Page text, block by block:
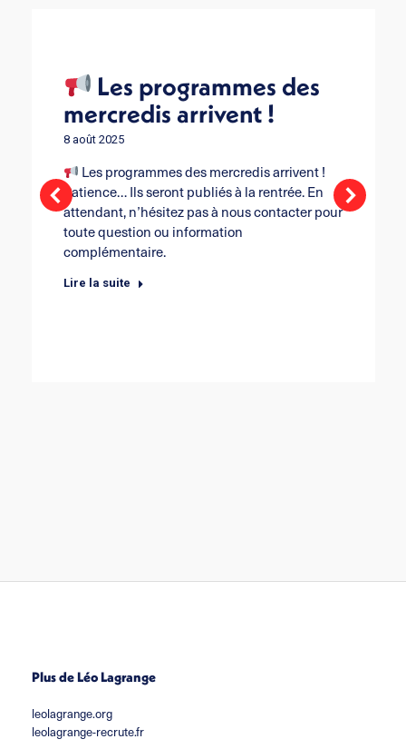
Les programmes des
mercredis arrivent !
8 août 2025
Les programmes des mercredis arrivent !
Patience… Ils seront publiés à la rentrée. En
attendant, n’hésitez pas à nous contacter pour
toute question ou information
complémentaire.
Lire la suite
Plus de Léo Lagrange
leolagrange.org
leolagrange-recrute.fr